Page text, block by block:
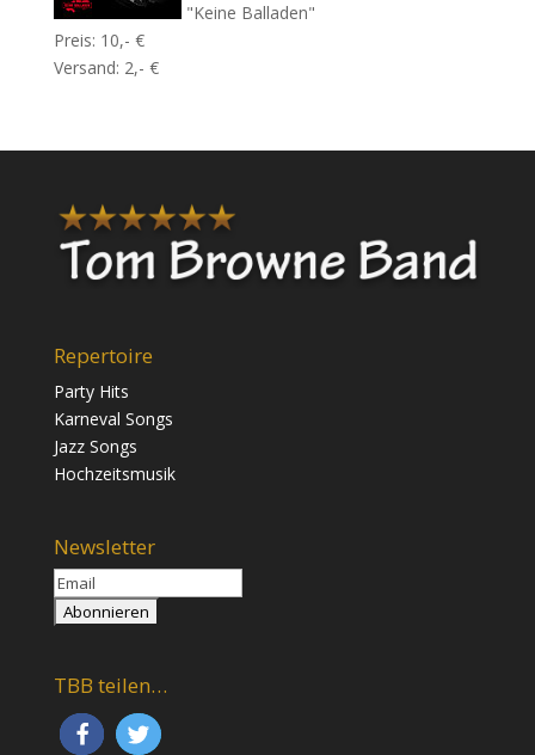
"Keine Balladen"
Preis: 10,- €
Versand: 2,- €
Repertoire
Party Hits
Karneval Songs
Jazz Songs
Hochzeitsmusik
Newsletter
TBB teilen…